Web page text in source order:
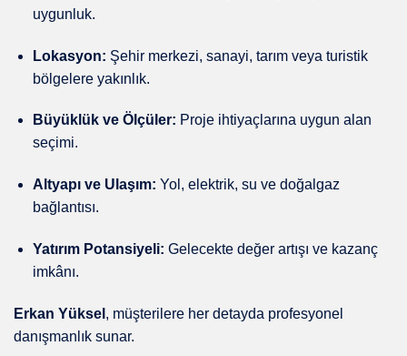
uygunluk.
Lokasyon: Şehir merkezi, sanayi, tarım veya turistik
bölgelere yakınlık.
Büyüklük ve Ölçüler: Proje ihtiyaçlarına uygun alan
seçimi.
Altyapı ve Ulaşım: Yol, elektrik, su ve doğalgaz
bağlantısı.
Yatırım Potansiyeli: Gelecekte değer artışı ve kazanç
imkânı.
Erkan Yüksel , müşterilere her detayda profesyonel
danışmanlık sunar.